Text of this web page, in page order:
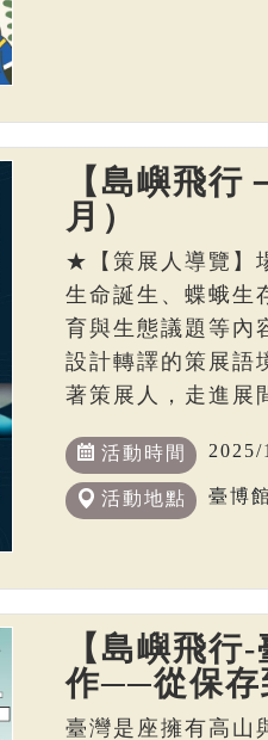
【島嶼飛
月）
★【策展人導覽】
生命誕生、蝶蛾生
育與生態議題等內
設計轉譯的策展語
著策展人，走進展
活動時間
活動地點 臺博
【島嶼飛
作──從保存
臺灣是座擁有高山